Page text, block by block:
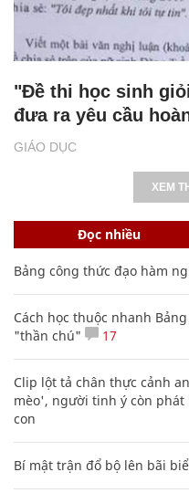
GIÁO DỤC
"Đề thi học sinh
đưa ra yêu cầu
XEM
Đọc nhiều
Bảng công thức đạo hàm
Cách học thuộc nhanh
"thần chú"
17
Clip lột tả chân thực cảnh
mèo', người tinh ý còn
con
Bí mật trận đổ bộ lên bãi